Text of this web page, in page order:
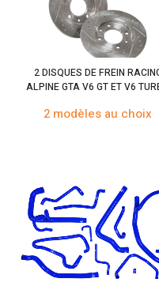
2 DISQUES DE FREIN
ALPINE GTA V6 GT ET V6
2 modèles au choix